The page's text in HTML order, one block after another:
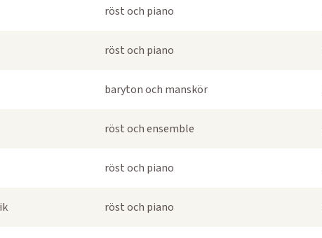
röst och piano
röst och piano
baryton och manskör
röst och ensemble
röst och piano
röst och piano